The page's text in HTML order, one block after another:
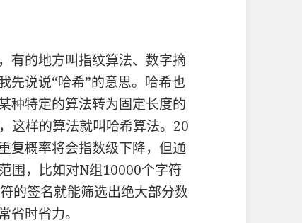
有的地方叫指纹算法、数字摘
先说说“哈希”的意思。哈希也
种特定的算法转为固定长度的
这样的算法就叫哈希算法。20
复概率将会指数级下降，但通
围，比如对N组10000个字符
的签名就能筛选出绝大部分数
时省力。